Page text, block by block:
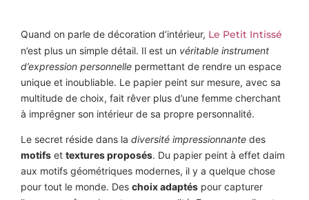
Quand on parle de décoration d’intérieur, Le Petit Intissé
n’est plus un simple détail. Il est un véritable instrument
d’expression personnelle permettant de rendre un espace
unique et inoubliable. Le papier peint sur mesure, avec sa
multitude de choix, fait rêver plus d’une femme cherchant
à imprégner son intérieur de sa propre personnalité.
Le secret réside dans la diversité impressionnante des
motifs et textures proposés. Du papier peint à effet daim
aux motifs géométriques modernes, il y a quelque chose
pour tout le monde. Des choix adaptés pour capturer